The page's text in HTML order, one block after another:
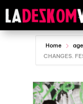
Home
CHANGES.